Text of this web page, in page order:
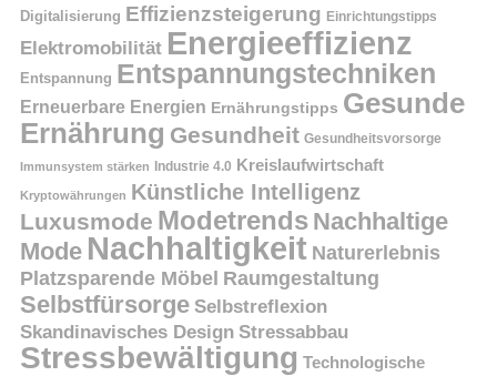
Digitalisierung Effizienzsteigerung Einrichtungstipps
Elektromobilität Energieeffizienz
Entspannung Entspannungstechniken
Erneuerbare Energien Ernährungstipps Gesunde
Ernährung Gesundheit Gesundheitsvorsorge
Immunsystem stärken Industrie 4.0 Kreislaufwirtschaft
Kryptowährungen Künstliche Intelligenz
Luxusmode Modetrends Nachhaltige
Mode Nachhaltigkeit Naturerlebnis
Platzsparende Möbel Raumgestaltung
Selbstfürsorge Selbstreflexion
Skandinavisches Design Stressabbau
Stressbewältigung Technologische